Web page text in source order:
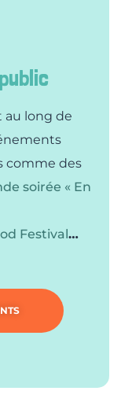
au long de
comme des
soirée « En
Festival …